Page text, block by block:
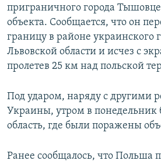
приграничного города
объекта. Сообщается, что он
границу в районе украинского
Львовской области и исчез с
пролетев 25 км над польской
Под ударом, наряду с другими
Украины, утром в понедельник
область, где были поражены
Ранее сообщалось, что Польша